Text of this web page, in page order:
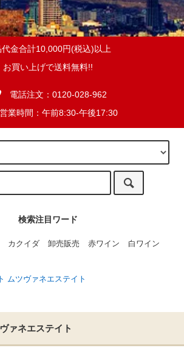
代金合計10,000円(税込)以上
お買い上げで送料無料!!
電話注文：0120-028-962
営業時間：午前8:30-午後17:30
検索注目ワード
カクイダ 卸売販売 赤ワイン 白ワイン
ムツヴァネエステイト
ァネエステイト